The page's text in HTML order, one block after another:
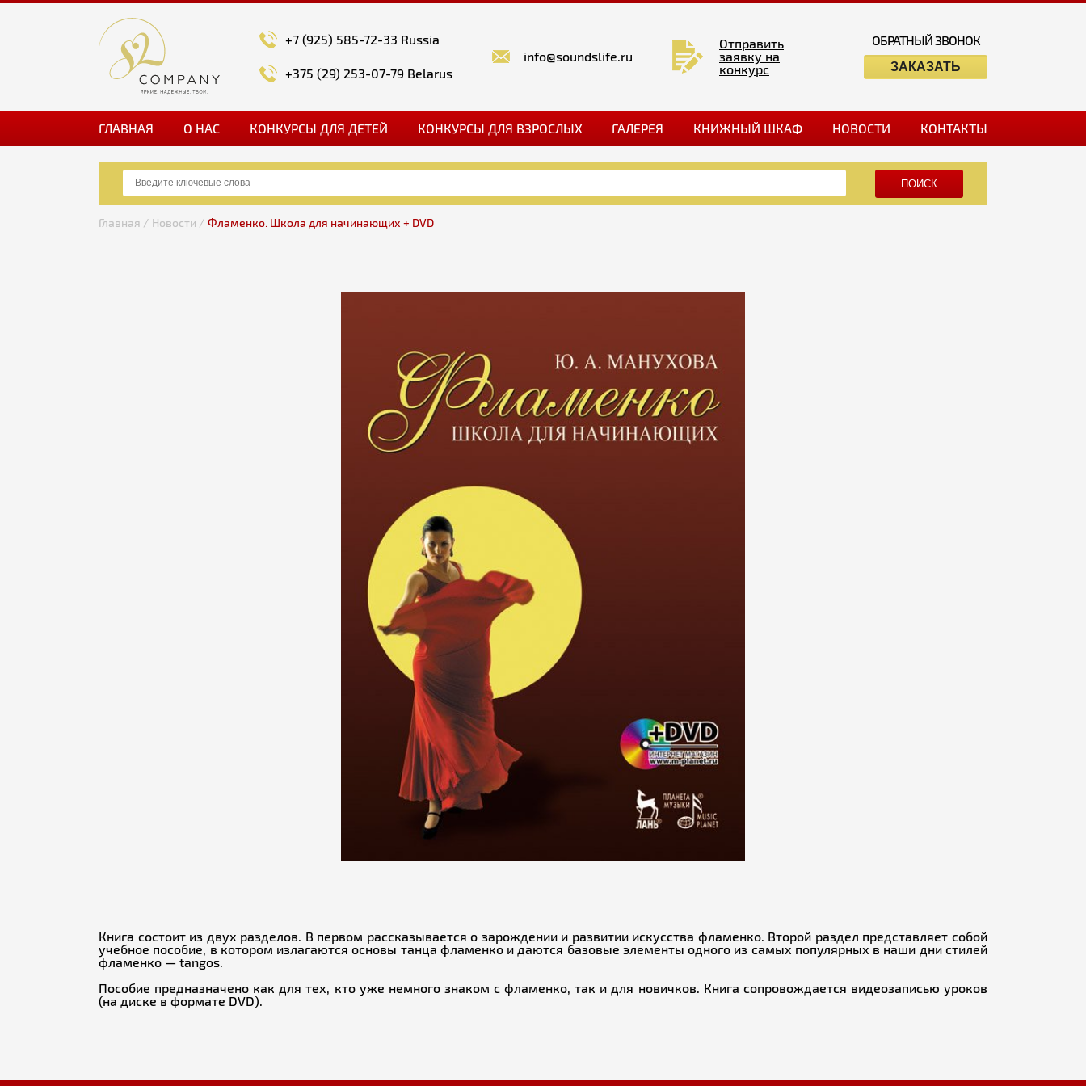
+7 (925) 585-72-33 Russia
+375 (29) 253-07-79 Belarus
info@soundslife.ru
Отправить
заявку на
конкурс
ОБРАТНЫЙ ЗВОНОК
ЗАКАЗАТЬ
ГЛАВНАЯ О НАС КОНКУРСЫ ДЛЯ ДЕТЕЙ КОНКУРСЫ ДЛЯ ВЗРОСЛЫХ ГАЛЕРЕЯ КНИЖНЫЙ ШКАФ НОВОСТИ КОНТАКТЫ
ПОИСК
Главная / Новости / Фламенко. Школа для начинающих + DVD
Книга состоит из двух разделов. В первом рассказывается о зарождении и развитии искусства фламенко. Второй раздел представляет собой
учебное пособие, в котором излагаются основы танца фламенко и даются базовые элементы одного из самых популярных в наши дни стилей
фламенко — tangos.
Пособие предназначено как для тех, кто уже немного знаком с фламенко, так и для новичков. Книга сопровождается видеозаписью уроков
(на диске в формате DVD).